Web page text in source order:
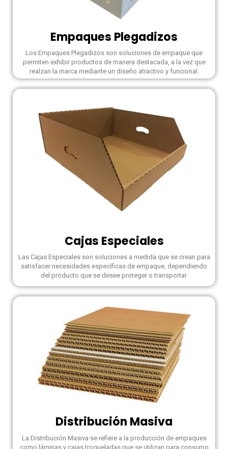
Empaques Plegadizos
Los Empaques Plegadizos son soluciones de empaque que
permiten exhibir productos de manera destacada, a la vez que
realzan la marca mediante un diseño atractivo y funcional.
Cajas Especiales
Las Cajas Especiales son soluciones a medida que se crean para
satisfacer necesidades específicas de empaque, dependiendo
del producto que se desee proteger o transportar.
Distribución Masiva
La Distribución Masiva se refiere a la producción de empaques
como láminas y cajas troqueladas que se utilizan para consumo